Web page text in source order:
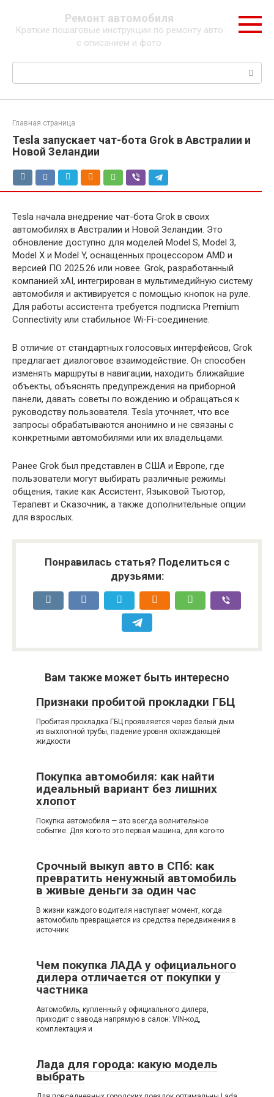
контенту
Ремонт автомобиля
Краткие пошаговые инструкции по ремонту авто
с описанием и фото
Поиск:
Главная страница
Tesla запускает чат-бота Grok в Австралии и
Новой Зеландии
Tesla начала внедрение чат-бота Grok в своих
автомобилях в Австралии и Новой Зеландии. Это
обновление доступно для моделей Model S, Model 3,
Model X и Model Y, оснащенных процессором AMD и
версией ПО 2025.26 или новее. Grok, разработанный
компанией xAI, интегрирован в мультимедийную систему
автомобиля и активируется с помощью кнопок на руле.
Для работы ассистента требуется подписка Premium
Connectivity или стабильное Wi-Fi-соединение.
В отличие от стандартных голосовых интерфейсов, Grok
предлагает диалоговое взаимодействие. Он способен
изменять маршруты в навигации, находить ближайшие
объекты, объяснять предупреждения на приборной
панели, давать советы по вождению и обращаться к
руководству пользователя. Tesla уточняет, что все
запросы обрабатываются анонимно и не связаны с
конкретными автомобилями или их владельцами.
Ранее Grok был представлен в США и Европе, где
пользователи могут выбирать различные режимы
общения, такие как Ассистент, Языковой Тьютор,
Терапевт и Сказочник, а также дополнительные опции
для взрослых.
Понравилась статья? Поделиться с
друзьями:
Вам также может быть интересно
Признаки пробитой прокладки ГБЦ
Пробитая прокладка ГБЦ проявляется через белый дым
из выхлопной трубы, падение уровня охлаждающей
жидкости
Покупка автомобиля: как найти
идеальный вариант без лишних
хлопот
Покупка автомобиля — это всегда волнительное
событие. Для кого-то это первая машина, для кого-то
Срочный выкуп авто в СПб: как
превратить ненужный автомобиль
в живые деньги за один час
В жизни каждого водителя наступает момент, когда
автомобиль превращается из средства передвижения в
источник
Чем покупка ЛАДА у официального
дилера отличается от покупки у
частника
Автомобиль, купленный у официального дилера,
приходит с завода напрямую в салон: VIN-код,
комплектация и
Лада для города: какую модель
выбрать